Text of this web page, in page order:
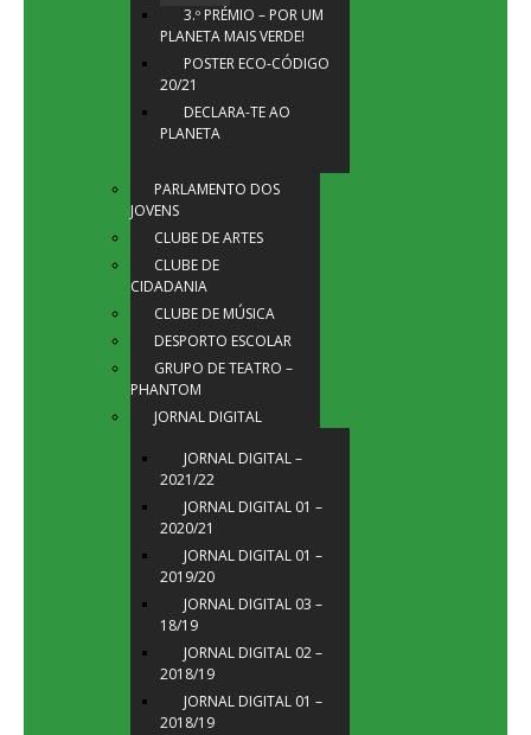
3.º PRÉMIO – POR UM
PLANETA MAIS VERDE!
POSTER ECO-CÓDIGO
20/21
DECLARA-TE AO
PLANETA
PARLAMENTO DOS
JOVENS
CLUBE DE ARTES
CLUBE DE
CIDADANIA
CLUBE DE MÚSICA
DESPORTO ESCOLAR
GRUPO DE TEATRO –
PHANTOM
JORNAL DIGITAL
JORNAL DIGITAL –
2021/22
JORNAL DIGITAL 01 –
2020/21
JORNAL DIGITAL 01 –
2019/20
JORNAL DIGITAL 03 –
18/19
JORNAL DIGITAL 02 –
2018/19
JORNAL DIGITAL 01 –
2018/19